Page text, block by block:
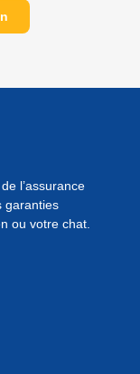
l’assurance
garanties
ou votre chat.